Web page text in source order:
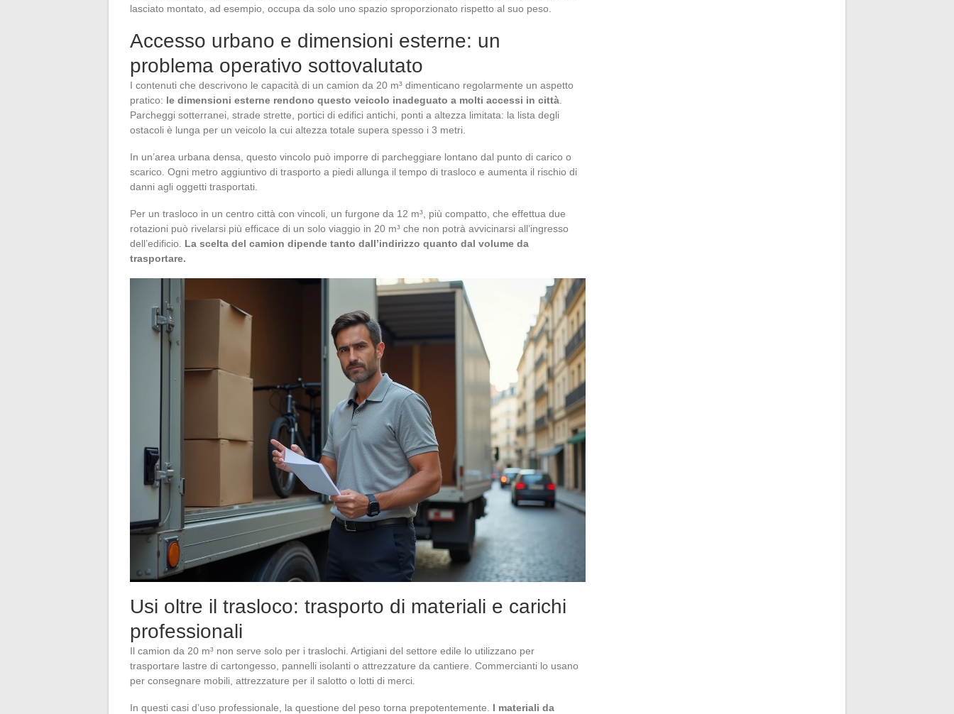
lasciato montato, ad esempio, occupa da solo uno spazio sproporzionato rispetto al suo peso.
Accesso urbano e dimensioni esterne: un
problema operativo sottovalutato
I contenuti che descrivono le capacità di un camion da 20 m³ dimenticano regolarmente un aspetto
pratico: le dimensioni esterne rendono questo veicolo inadeguato a molti accessi in città
Parcheggi sotterranei, strade strette, portici di edifici antichi, ponti a altezza limitata: la lista degli
ostacoli è lunga per un veicolo la cui altezza totale supera spesso i 3 metri.
In un’area urbana densa, questo vincolo può imporre di parcheggiare lontano dal punto di carico o
scarico. Ogni metro aggiuntivo di trasporto a piedi allunga il tempo di trasloco e aumenta il rischio di
danni agli oggetti trasportati.
Per un trasloco in un centro città con vincoli, un furgone da 12 m³, più compatto, che effettua due
rotazioni può rivelarsi più efficace di un solo viaggio in 20 m³ che non potrà avvicinarsi all’ingresso
dell’edificio. La scelta del camion dipende tanto dall’indirizzo quanto dal volume da
trasportare.
Usi oltre il trasloco: trasporto di materiali e carichi
professionali
Il camion da 20 m³ non serve solo per i traslochi. Artigiani del settore edile lo utilizzano per
trasportare lastre di cartongesso, pannelli isolanti o attrezzature da cantiere. Commercianti lo usano
per consegnare mobili, attrezzature per il salotto o lotti di merci.
In questi casi d’uso professionale, la questione del peso torna prepotentemente. I materiali da